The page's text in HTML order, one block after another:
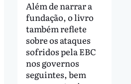
Além de narrar a
fundação, o livro
também reflete
sobre os ataques
sofridos pela EBC
nos governos
seguintes, bem